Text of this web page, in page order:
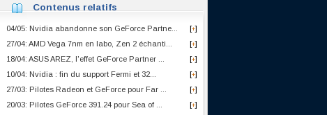
Contenus relatifs
[+]
04/05: Nvidia abandonne son GeForce Partne...
[+]
27/04: AMD Vega 7nm en labo, Zen 2 échanti...
[+]
18/04: ASUS AREZ, l'effet GeForce Partner ...
[+]
10/04: Nvidia : fin du support Fermi et 32...
[+]
27/03: Pilotes Radeon et GeForce pour Far ...
[+]
20/03: Pilotes GeForce 391.24 pour Sea of ...